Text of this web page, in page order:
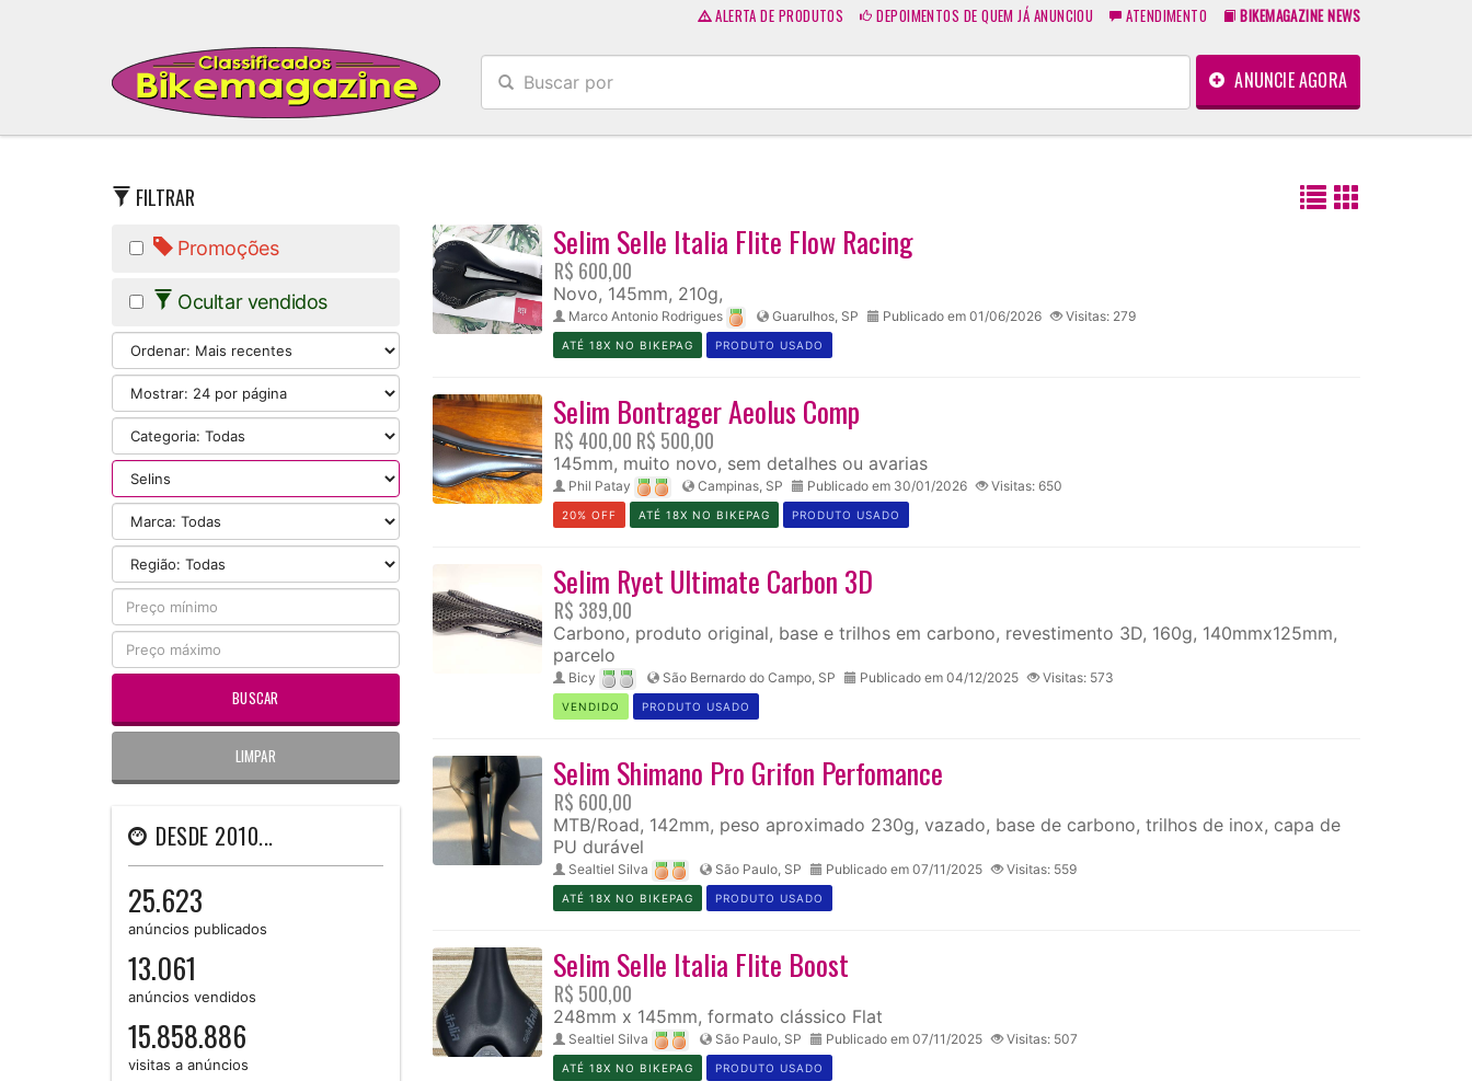
ALERTA DE PRODUTOS DEPOIMENTOS DE QUEM JÁ ANUNCIOU ATENDIMENTO BIKEMAGAZINE NEWS
ANUNCIE AGORA
FILTRAR
Promoções
Ocultar vendidos
LIMPAR
DESDE 2010...
25.623
anúncios publicados
13.061
anúncios vendidos
15.858.886
visitas a anúncios
Selim Selle Italia Flite Flow Racing
R$ 600,00
Novo, 145mm, 210g,
Marco Antonio Rodrigues Guarulhos, SP Publicado em 01/06/2026 Visitas: 279
ATÉ 18X NO BIKEPAG PRODUTO USADO
Selim Bontrager Aeolus Comp
R$ 400,00 R$ 500,00
145mm, muito novo, sem detalhes ou avarias
Phil Patay Campinas, SP Publicado em 30/01/2026 Visitas: 650
20% OFF ATÉ 18X NO BIKEPAG PRODUTO USADO
Selim Ryet Ultimate Carbon 3D
R$ 389,00
Carbono, produto original, base e trilhos em carbono, revestimento 3D, 160g, 140mmx125mm,
parcelo
Bicy São Bernardo do Campo, SP Publicado em 04/12/2025 Visitas: 573
VENDIDO PRODUTO USADO
Selim Shimano Pro Grifon Perfomance
R$ 600,00
MTB/Road, 142mm, peso aproximado 230g, vazado, base de carbono, trilhos de inox, capa de
PU durável
Sealtiel Silva São Paulo, SP Publicado em 07/11/2025 Visitas: 559
ATÉ 18X NO BIKEPAG PRODUTO USADO
Selim Selle Italia Flite Boost
R$ 500,00
248mm x 145mm, formato clássico Flat
Sealtiel Silva São Paulo, SP Publicado em 07/11/2025 Visitas: 507
ATÉ 18X NO BIKEPAG PRODUTO USADO